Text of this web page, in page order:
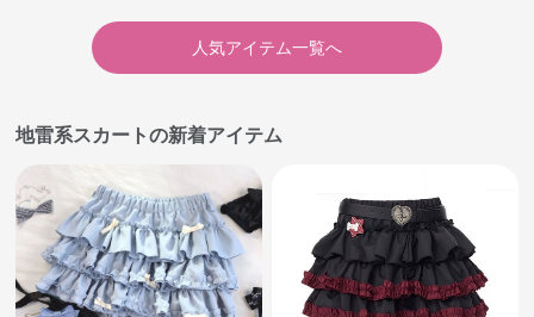
人気アイテム一覧へ
地雷系スカートの新着アイテム